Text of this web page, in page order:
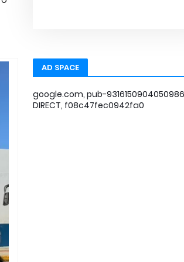
AD SPACE
google.com, pub-
DIRECT, f08c47fec0942fa0